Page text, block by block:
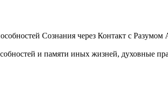
Сознания через Контакт с Разумом
и памяти иных жизней, духовные